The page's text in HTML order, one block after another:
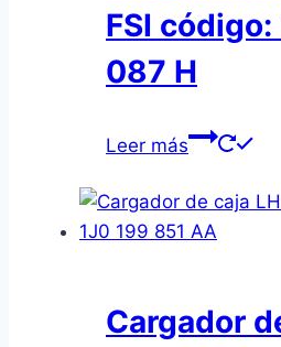
FSI código:
087 H
Leer más
Cargador